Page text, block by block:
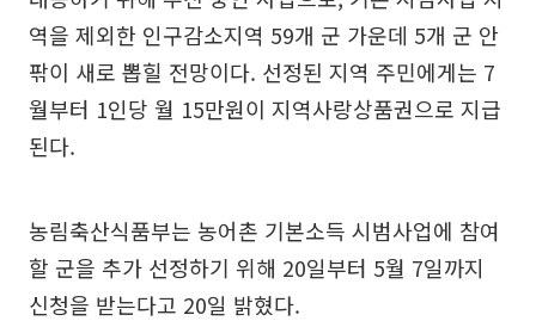
역을 제외한 인구감소지역 59개 군 가운데 5개 군 안
팎이 새로 뽑힐 전망이다. 선정된 지역 주민에게는 7
월부터 1인당 월 15만원이 지역사랑상품권으로 지급
된다.
농림축산식품부는 농어촌 기본소득 시범사업에 참여
할 군을 추가 선정하기 위해 20일부터 5월 7일까지
신청을 받는다고 20일 밝혔다.